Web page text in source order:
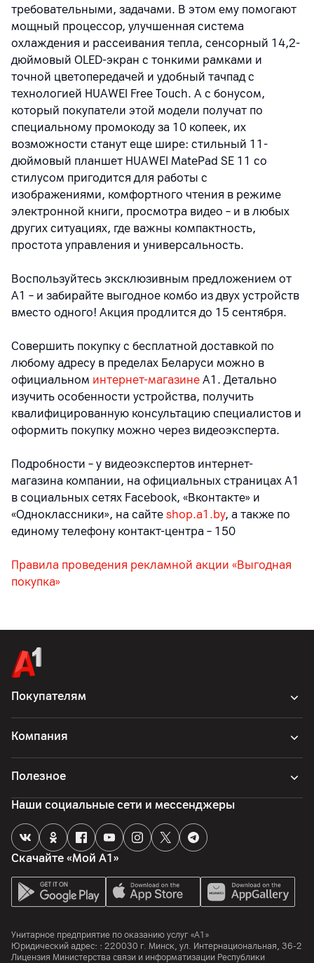
требовательными, задачами. В этом ему помогают
мощный процессор, улучшенная система
охлаждения и рассеивания тепла, сенсорный 14,2-
дюймовый OLED-экран с тонкими рамками и
точной цветопередачей и удобный тачпад с
технологией HUAWEI Free Touch. А с бонусом,
который покупатели этой модели получат по
специальному промокоду за 10 копеек, их
возможности станут еще шире: стильный 11-
дюймовый планшет HUAWEI MatePad SE 11 со
стилусом пригодится для работы с
изображениями, комфортного чтения в режиме
электронной книги, просмотра видео – и в любых
других ситуациях, где важны компактность,
простота управления и универсальность.
Воспользуйтесь эксклюзивным предложением от
А1 – и забирайте выгодное комбо из двух устройств
вместо одного! Акция продлится до 15 сентября.
Совершить покупку с бесплатной доставкой по
любому адресу в пределах Беларуси можно в
официальном интернет-магазине А1. Детально
изучить особенности устройства, получить
квалифицированную консультацию специалистов и
оформить покупку можно через видеоэксперта.
Подробности – у видеоэкспертов интернет-
магазина компании, на официальных страницах A1
в социальных сетях Facebook, «Вконтакте» и
«Одноклассники», на сайте shop.a1.by, а также по
единому телефону контакт-центра – 150
Правила проведения рекламной акции «Выгодная
покупка»
Покупателям
Компания
Полезное
Скачайте «Мой А1»
Наши социальные сети и мессенджеры
Унитарное предприятие по оказанию услуг «А1»
Юридический адрес: : 220030 г. Минск, ул. Интернациональная, 36-2
Лицензия Министерства связи и информатизации Республики